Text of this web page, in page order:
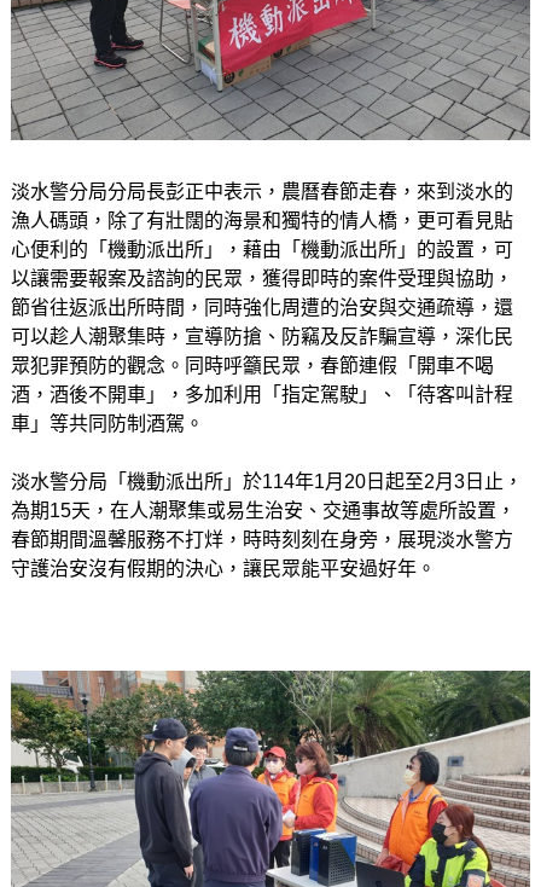
淡水警分局分局長彭正中表示，農曆春節走春，來到淡水的
漁人碼頭，除了有壯闊的海景和獨特的情人橋，更可看見貼
心便利的「機動派出所」，藉由「機動派出所」的設置，可
以讓需要報案及諮詢的民眾，獲得即時的案件受理與協助，
節省往返派出所時間，同時強化周遭的治安與交通疏導，還
可以趁人潮聚集時，宣導防搶、防竊及反詐騙宣導，深化民
眾犯罪預防的觀念。同時呼籲民眾，春節連假「開車不喝
酒，酒後不開車」，多加利用「指定駕駛」、「待客叫計程
車」等共同防制酒駕。
淡水警分局「機動派出所」於114年1月20日起至2月3日止，
為期15天，在人潮聚集或易生治安、交通事故等處所設置，
春節期間溫馨服務不打烊，時時刻刻在身旁，展現淡水警方
守護治安沒有假期的決心，讓民眾能平安過好年。